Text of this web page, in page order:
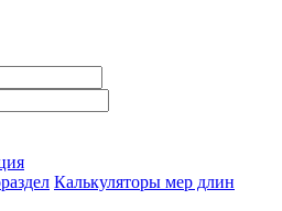
Калькуляторы мер длин